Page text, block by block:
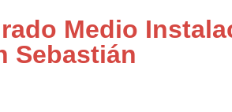
Medio
Sebastián